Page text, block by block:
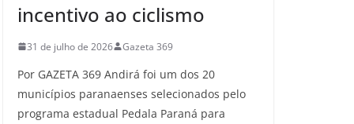
incentivo ao ciclismo
31 de julho de 2026 Gazeta 369
Por GAZETA 369 Andirá foi um dos 20
municípios paranaenses selecionados pelo
programa estadual Pedala Paraná para